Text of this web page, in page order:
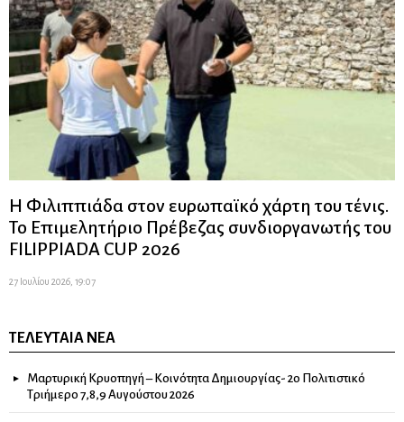
Η Φιλιππιάδα στον ευρωπαϊκό χάρτη του τένις.
Το Επιμελητήριο Πρέβεζας συνδιοργανωτής του
FILIPPIADA CUP 2026
27 Ιουλίου 2026, 19:07
ΤΕΛΕΥΤΑΊΑ ΝΈΑ
Μαρτυρική Κρυοπηγή – Κοινότητα Δημιουργίας- 2ο Πολιτιστικό
Τριήμερο 7,8,9 Αυγούστου 2026